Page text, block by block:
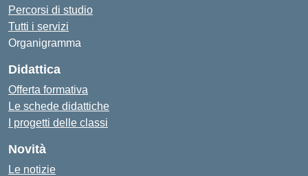
Percorsi di studio
Tutti i servizi
Organigramma
Didattica
Offerta formativa
Le schede didattiche
I progetti delle classi
Novità
Le notizie